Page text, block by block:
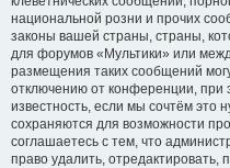
национальной розни и прочих
законы вашей страны, страны,
для форумов «Мультики» или
размещения таких сообщений
отключению от конференции, при
известность, если мы сочтём это
сохраняются для возможности
соглашаетесь с тем, что
право удалить,